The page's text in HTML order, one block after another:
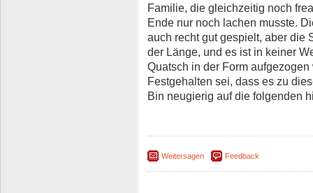
Familie, die gleichzeitig noch
Ende nur noch lachen musste.
auch recht gut gespielt, aber die
der Länge, und es ist in keiner
Quatsch in der Form aufgezogen
Festgehalten sei, dass es zu
Bin neugierig auf die folgenden
Weitersagen Feedback